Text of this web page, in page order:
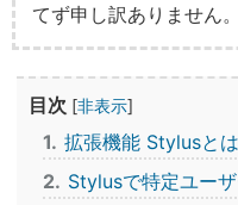
てず申し訳ありません。
目次 [非表示]
1 拡張機能 Stylusとは
2 Stylusで特定ユー